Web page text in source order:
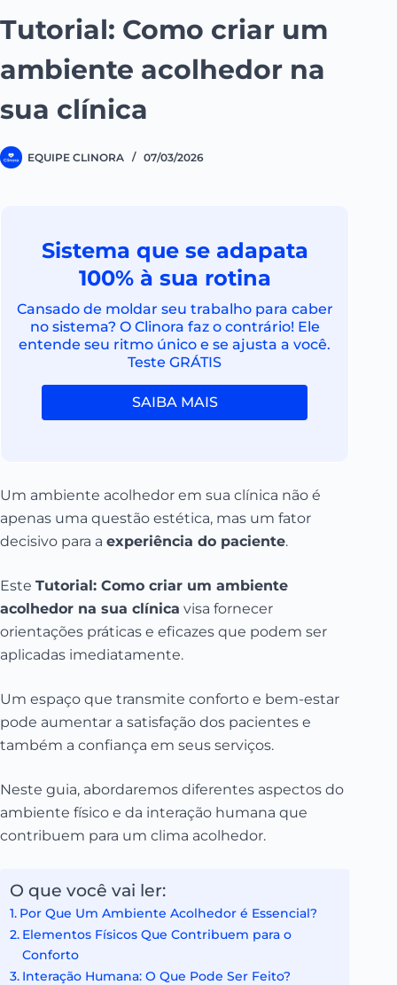
Tutorial: Como criar um
ambiente acolhedor na
sua clínica
EQUIPE CLINORA 07/03/2026
Sistema que se adapata
100% à sua rotina
Cansado de moldar seu trabalho para caber
no sistema? O Clinora faz o contrário! Ele
entende seu ritmo único e se ajusta a você.
Teste GRÁTIS
SAIBA MAIS
Um ambiente acolhedor em sua clínica não é
apenas uma questão estética, mas um fator
decisivo para a experiência do paciente.
Este Tutorial: Como criar um ambiente
acolhedor na sua clínica visa fornecer
orientações práticas e eficazes que podem ser
aplicadas imediatamente.
Um espaço que transmite conforto e bem-estar
pode aumentar a satisfação dos pacientes e
também a confiança em seus serviços.
Neste guia, abordaremos diferentes aspectos do
ambiente físico e da interação humana que
contribuem para um clima acolhedor.
O que você vai ler:
Por Que Um Ambiente Acolhedor é Essencial?
Elementos Físicos Que Contribuem para o
Conforto
Interação Humana: O Que Pode Ser Feito?